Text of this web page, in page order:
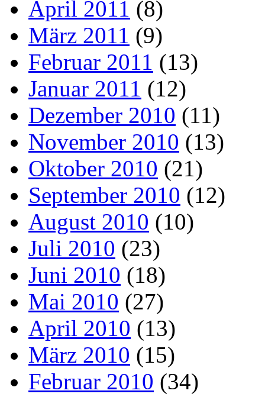
April 2011 (8)
März 2011 (9)
Februar 2011 (13)
Januar 2011 (12)
Dezember 2010 (11)
November 2010 (13)
Oktober 2010 (21)
September 2010 (12)
August 2010 (10)
Juli 2010 (23)
Juni 2010 (18)
Mai 2010 (27)
April 2010 (13)
März 2010 (15)
Februar 2010 (34)